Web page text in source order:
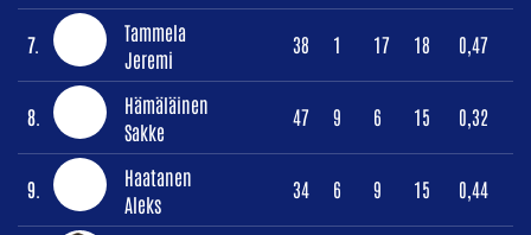
7.
Tammela
Jeremi
38 1 17 18 0,47
8.
Hämäläinen
Sakke
47 9 6 15 0,32
9.
Haatanen
Aleks
34 6 9 15 0,44